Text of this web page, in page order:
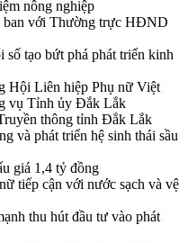
nông nghiệp
với Thường trực HĐND
tạo bứt phá phát triển kinh
Hội Liên hiệp Phụ nữ Việt
vụ Tỉnh ủy Đắk Lắk
thông tỉnh Đắk Lắk
và phát triển hệ sinh thái sầu
giá 1,4 tỷ đồng
tiếp cận với nước sạch và vệ
thu hút đầu tư vào phát